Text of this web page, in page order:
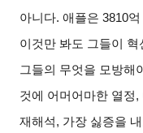
아니다.애플은 3810
이것만 봐도 그들이
그들의 무엇을 모방해
것에 어머어마한 열정,
재해석, 가장 싫증을